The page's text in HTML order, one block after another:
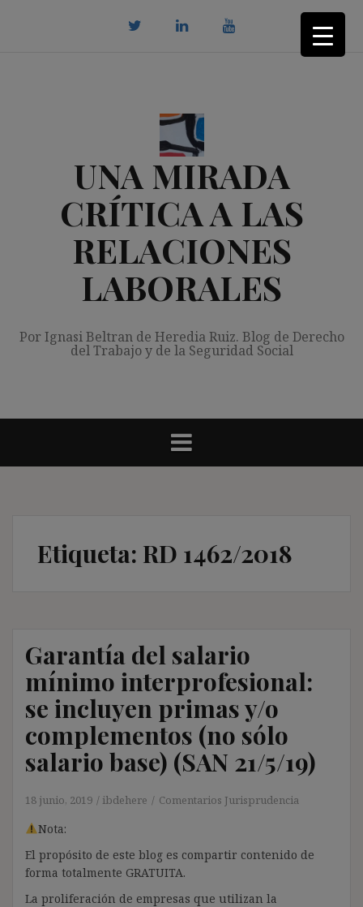
UNA MIRADA
CRÍTICA A LAS
RELACIONES
LABORALES
Por Ignasi Beltran de Heredia Ruiz. Blog de Derecho
del Trabajo y de la Seguridad Social
Etiqueta: RD 1462/2018
Garantía del salario
mínimo interprofesional:
se incluyen primas y/o
complementos (no sólo
salario base) (SAN 21/5/19)
18 junio, 2019 ibdehere Comentarios Jurisprudencia
Nota:
El propósito de este blog es compartir contenido de
forma totalmente GRATUITA.
La proliferación de empresas que utilizan la